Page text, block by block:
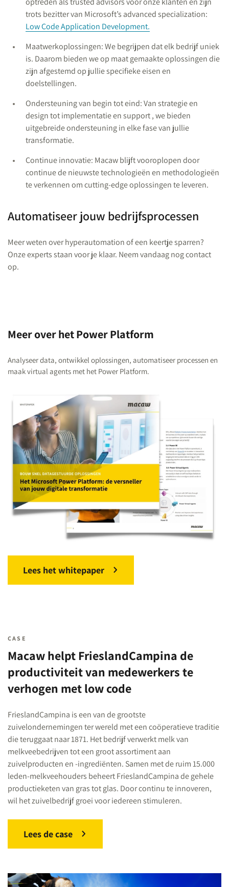
trots bezitter van Microsoft’s advanced specialization:
Low Code Application Development.
Maatwerkoplossingen: We begrijpen dat elk bedrijf uniek
is. Daarom bieden we op maat gemaakte oplossingen die
zijn afgestemd op jullie specifieke eisen en
doelstellingen.
Ondersteuning van begin tot eind: Van strategie en
design tot implementatie en support , we bieden
uitgebreide ondersteuning in elke fase van jullie
transformatie.
Continue innovatie: Macaw blijft vooroplopen door
continue de nieuwste technologieën en methodologieën
te verkennen om cutting-edge oplossingen te leveren.
Automatiseer jouw bedrijfsprocessen
Meer weten over hyperautomation of een keertje sparren?
Onze experts staan voor je klaar. Neem vandaag nog contact
op.
Meer over het Power Platform
Analyseer data, ontwikkel oplossingen, automatiseer processen en
maak virtual agents met het Power Platform.
Lees het whitepaper
CASE
Macaw helpt FrieslandCampina de
productiviteit van medewerkers te
verhogen met low code
FrieslandCampina is een van de grootste
zuivelondernemingen ter wereld met een coöperatieve traditie
die teruggaat naar 1871. Het bedrijf verwerkt melk van
melkveebedrijven tot een groot assortiment aan
zuivelproducten en -ingrediënten. Samen met de ruim 15.000
leden-melkveehouders beheert FrieslandCampina de gehele
productieketen van gras tot glas. Door continu te innoveren,
wil het zuivelbedrijf groei voor iedereen stimuleren.
Lees de case